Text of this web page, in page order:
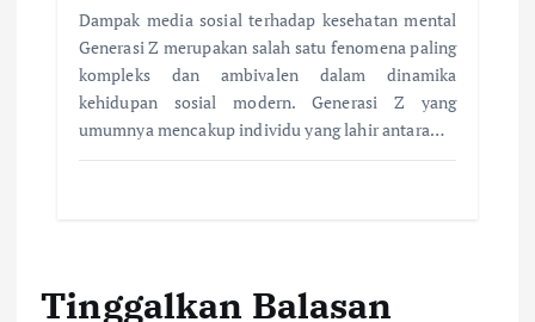
Dampak media sosial terhadap kesehatan mental
Generasi Z merupakan salah satu fenomena paling
kompleks dan ambivalen dalam dinamika
kehidupan sosial modern. Generasi Z yang
umumnya mencakup individu yang lahir antara…
Tinggalkan Balasan